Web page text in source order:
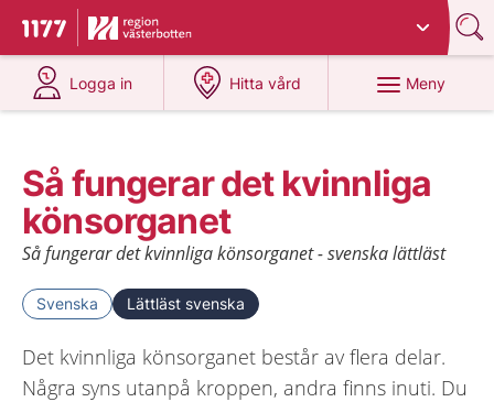
Till startsidan för 1177
Du har valt region
Logga in
på 1177.se
Hitta vård
på 1177.se
Meny
Så fungerar det kvinnliga
könsorganet
Så fungerar det kvinnliga könsorganet - svenska lättläst
Svenska Lättläst svenska
Det kvinnliga könsorganet består av flera delar.
Några syns utanpå kroppen, andra finns inuti. Du